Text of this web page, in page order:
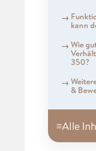
kann
Wie
350?
&
≡Alle